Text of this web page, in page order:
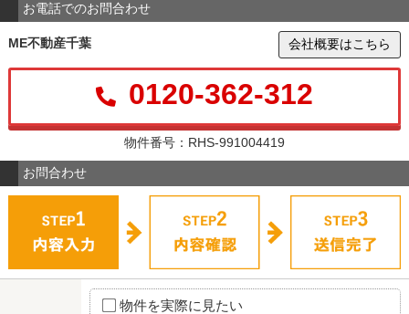
お電話でのお問合わせ
ME不動産千葉 会社概要はこちら
0120-362-312
物件番号：RHS-991004419
お問合わせ
物件を実際に見たい